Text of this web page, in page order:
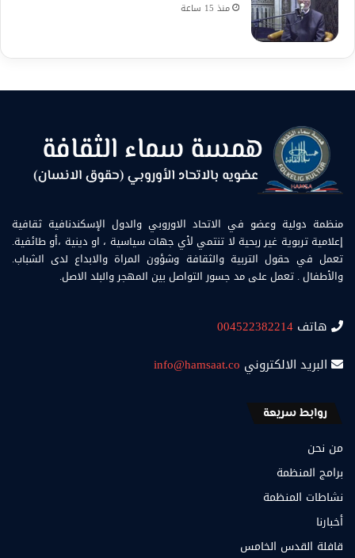
منذ 15 ساعة
منظمة دولية وعضو في الاتحاد الاوروبي والدول الإسكندنافية ثقافية
إعلامية تربوية غير ربحية لا تنتمي لأي جهات سياسية ، او دينية ،أو طائفية.
تعمل في حقول التربية والثقافة وشؤون المراة والابداع لدى الشباب.
والأطفال . تعمل على مد جسور التواصل بين المهجر والبلد الاصل.
هاتف 004522382214
البريد الالكتروني info@hamsaat.co
روابط سريعة
من نحن
برامج المنظمة
نشاطات المنظمة
أخبارنا
قافلة القدس الخامس